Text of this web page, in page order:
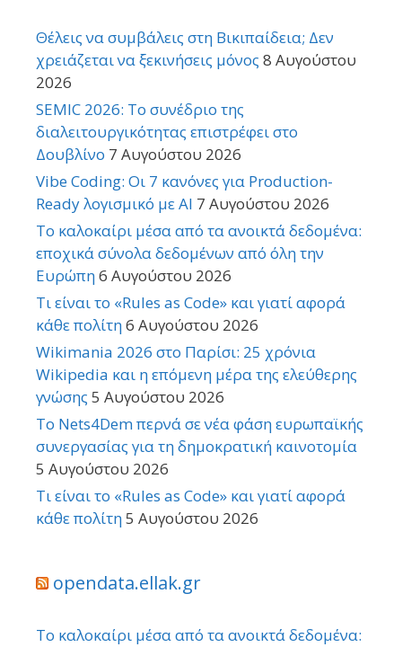
Θέλεις να συμβάλεις στη Βικιπαίδεια; Δεν
χρειάζεται να ξεκινήσεις μόνος 8 Αυγούστου
2026
SEMIC 2026: Το συνέδριο της
διαλειτουργικότητας επιστρέφει στο
Δουβλίνο 7 Αυγούστου 2026
Vibe Coding: Οι 7 κανόνες για Production-
Ready λογισμικό με AI 7 Αυγούστου 2026
Το καλοκαίρι μέσα από τα ανοικτά δεδομένα:
εποχικά σύνολα δεδομένων από όλη την
Ευρώπη6 Αυγούστου 2026
Τι είναι το «Rules as Code» και γιατί αφορά
κάθε πολίτη6 Αυγούστου 2026
Wikimania 2026 στο Παρίσι: 25 χρόνια
Wikipedia και η επόμενη μέρα της ελεύθερης
γνώσης 5 Αυγούστου 2026
Το Nets4Dem περνά σε νέα φάση ευρωπαϊκής
συνεργασίας για τη δημοκρατική καινοτομία
5 Αυγούστου 2026
Τι είναι το «Rules as Code» και γιατί αφορά
κάθε πολίτη5 Αυγούστου 2026
opendata.ellak.gr
Το καλοκαίρι μέσα από τα ανοικτά δεδομένα: